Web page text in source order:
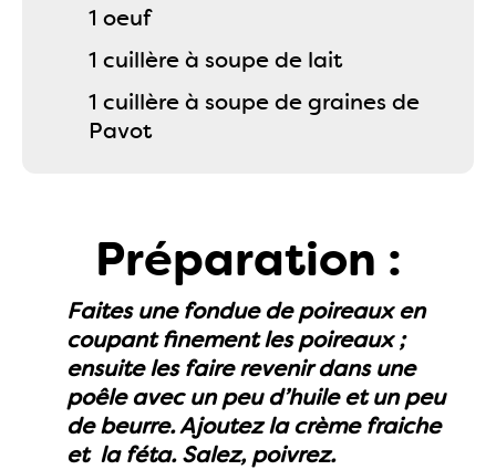
1 oeuf
1 cuillère à soupe de lait
1 cuillère à soupe de graines de
Pavot
Préparation :
Faites une fondue de poireaux en
coupant finement les poireaux ;
ensuite les faire revenir dans une
poêle avec un peu d’huile et un peu
de beurre. Ajoutez la crème fraiche
et la féta. Salez, poivrez.